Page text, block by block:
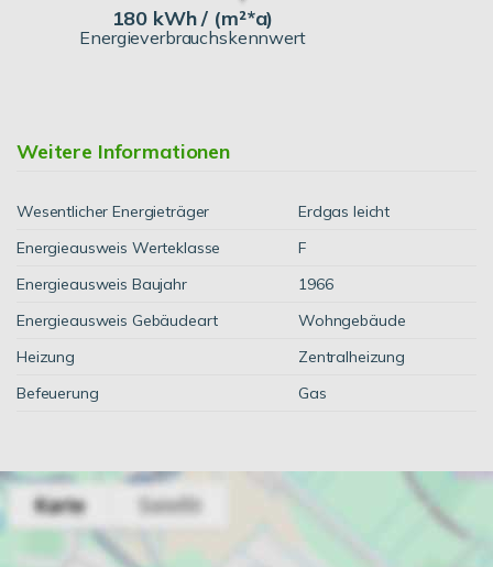
180 kWh / (m²*a)
Energieverbrauchskennwert
Weitere Informationen
Wesentlicher Energieträger
Erdgas leicht
Energieausweis Werteklasse
F
Energieausweis Baujahr
1966
Energieausweis Gebäudeart
Wohngebäude
Heizung
Zentralheizung
Befeuerung
Gas